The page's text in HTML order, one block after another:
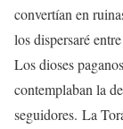
convertían en
los dispersaré
Los dioses
contemplaban la
seguidores. La